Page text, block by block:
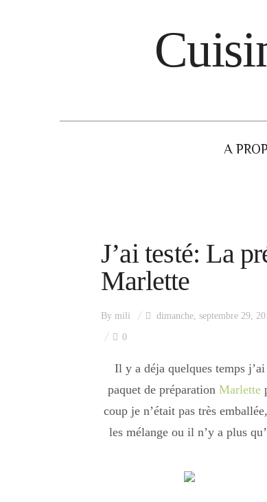
A
J’ai testé: La
Marlette
By mili dimanche, septembre 29,
0
Il y a déja quelques temps
paquet de préparation Marlette
coup je n’était pas très
les mélange ou il n’y a plus